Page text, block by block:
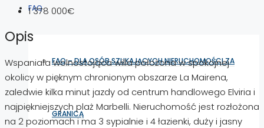
FAQ
FAQ – DLA OSÓB SZUKAJĄCYCH NIERUCHOMOŚCI ZA
GRANICĄ
1 378 000€
Opis
Wspaniała wolnostojąca willa położona w spokojnej
okolicy w pięknym chronionym obszarze La Mairena,
zaledwie kilka minut jazdy od centrum handlowego Elviria i
najpiękniejszych plaż Marbelli. Nieruchomość jest rozłożona
na 2 poziomach i ma 3 sypialnie i 4 łazienki, duży i jasny